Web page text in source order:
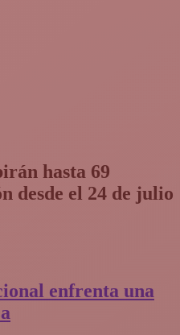
hasta 69
desde el 24 de julio
enfrenta una